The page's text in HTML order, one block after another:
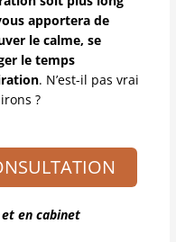
apportera de
le calme, se
le temps
. N’est-il pas vrai
?
en cabinet